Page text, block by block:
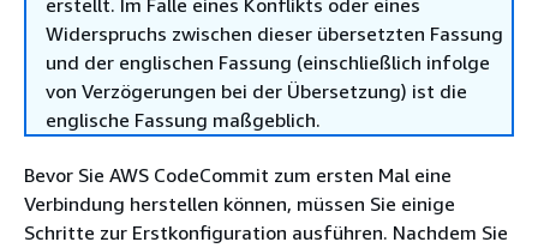
erstellt. Im Falle eines Konflikts oder eines
Widerspruchs zwischen dieser übersetzten Fassung
und der englischen Fassung (einschließlich infolge
von Verzögerungen bei der Übersetzung) ist die
englische Fassung maßgeblich.
Bevor Sie AWS CodeCommit zum ersten Mal eine
Verbindung herstellen können, müssen Sie einige
Schritte zur Erstkonfiguration ausführen. Nachdem Sie